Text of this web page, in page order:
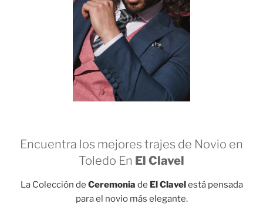
Encuentra los mejores trajes de Novio en
Toledo En El Clavel
La Colección de Ceremonia de El Clavelestá pensada
para el novio más elegante.